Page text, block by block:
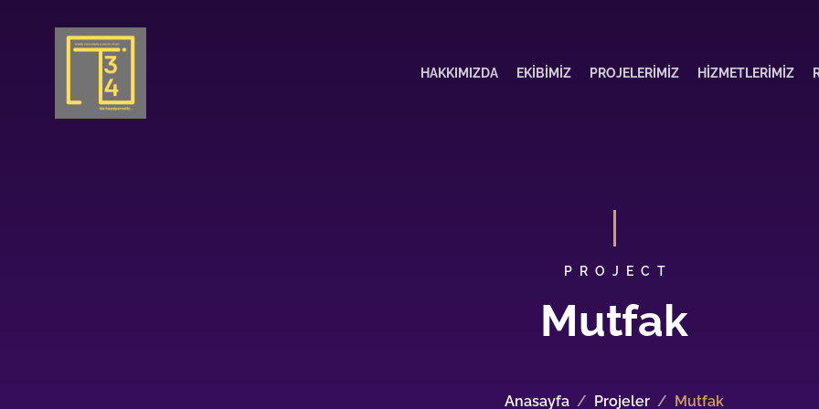
HAKKIMIZDA EKIBIMIZ PROJELERIMIZ HIZMETLERIMIZ
PROJECT
Mutfak
Anasayfa Projeler Mutfak